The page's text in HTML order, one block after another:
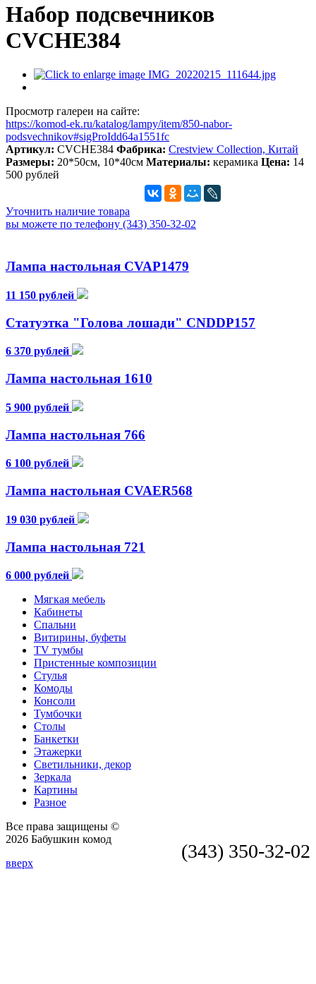
Набор подсвечников
CVCHE384
Просмотр галереи на сайте:
https://komod-ek.ru/katalog/lampy/item/850-nabor-
podsvechnikov#sigProIdd64a1551fc
Артикул: CVCHE384 Фабрика: Crestview Collection, Китай
Размеры: 20*50см, 10*40см Материалы: керамика Цена: 14
500 рублей
Уточнить наличие товара
вы можете по телефону (343) 350-32-02
Лампа настольная CVAP1479
11 150 рублей
Статуэтка "Голова лошади" CNDDP157
6 370 рублей
Лампа настольная 1610
5 900 рублей
Лампа настольная 766
6 100 рублей
Лампа настольная CVAER568
19 030 рублей
Лампа настольная 721
6 000 рублей
Мягкая мебель
Кабинеты
Спальни
Витирины, буфеты
TV тумбы
Пристенные композиции
Стулья
Комоды
Консоли
Тумбочки
Столы
Банкетки
Этажерки
Светильники, декор
Зеркала
Картины
Разное
(343) 350-32-02
Все права защищены ©
2026 Бабушкин комод
вверх